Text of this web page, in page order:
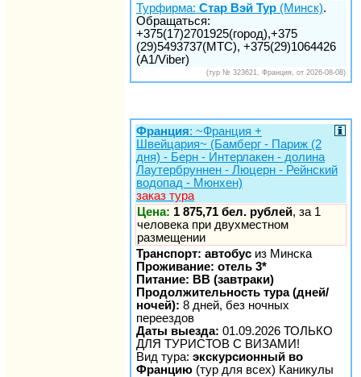
Турфирма: Стар Вэй Тур (Минск).
Обращаться:
+375(17)2701925(город),+375
(29)5493737(МТС), +375(29)1064426
(A1/Viber)
(тур № 323621, Франция, от 2026-08-08)
Франция: ~Франция +
Швейцария~ (Бамберг - Париж (2
дня) - Берн - Интерлакен - долина
Лаутербруннен - Люцерн - Рейнский
водопад - Мюнхен)
заказ тура
Цена: 1 875,71 бел. рублей, за 1
человека при двухместном
размещении
Транспорт: автобус из Минска
Проживание: отель 3*
Питание: BB (завтраки)
Продолжительность тура (дней/
ночей): 8 дней, без ночных
переездов
Даты выезда: 01.09.2026 ТОЛЬКО
ДЛЯ ТУРИСТОВ С ВИЗАМИ!
Вид тура: экскурсионный во
Францию (тур для всех) Каникулы